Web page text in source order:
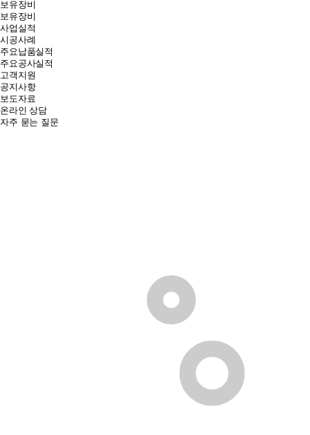
보유장비
보유장비
사업실적
시공사례
주요납품실적
주요공사실적
고객지원
공지사항
보도자료
온라인 상담
자주 묻는 질문